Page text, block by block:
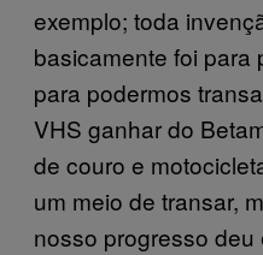
exemplo; toda
basicamente foi para
para podermos
VHS ganhar do
de couro e
um meio de transar,
nosso progresso deu